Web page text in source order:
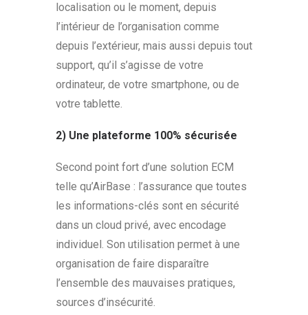
localisation ou le moment, depuis
l’intérieur de l’organisation comme
depuis l’extérieur, mais aussi depuis tout
support, qu’il s’agisse de votre
ordinateur, de votre smartphone, ou de
votre tablette.
2) Une plateforme 100% sécurisée
Second point fort d’une solution ECM
telle qu’AirBase : l’assurance que toutes
les informations-clés sont en sécurité
dans un cloud privé, avec encodage
individuel. Son utilisation permet à une
organisation de faire disparaître
l’ensemble des mauvaises pratiques,
sources d’insécurité.